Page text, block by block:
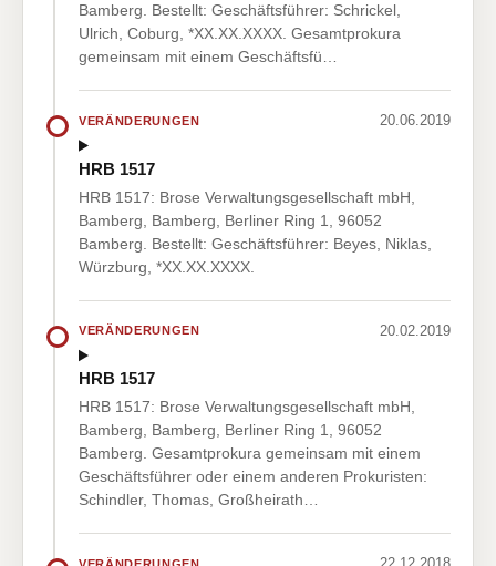
Bamberg. Bestellt: Geschäftsführer: Schrickel,
Ulrich, Coburg, *XX.XX.XXXX. Gesamtprokura
gemeinsam mit einem Geschäftsfü…
VERÄNDERUNGEN 20.06.2019
HRB 1517
HRB 1517: Brose Verwaltungsgesellschaft mbH,
Bamberg, Bamberg, Berliner Ring 1, 96052
Bamberg. Bestellt: Geschäftsführer: Beyes, Niklas,
Würzburg, *XX.XX.XXXX.
VERÄNDERUNGEN 20.02.2019
HRB 1517
HRB 1517: Brose Verwaltungsgesellschaft mbH,
Bamberg, Bamberg, Berliner Ring 1, 96052
Bamberg. Gesamtprokura gemeinsam mit einem
Geschäftsführer oder einem anderen Prokuristen:
Schindler, Thomas, Großheirath…